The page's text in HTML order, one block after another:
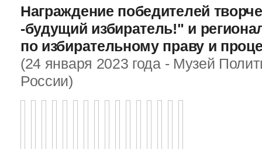
Награждение победителей
-будущий избиратель!" и
по избирательному праву и
(24 января 2023 года - Музей
России)